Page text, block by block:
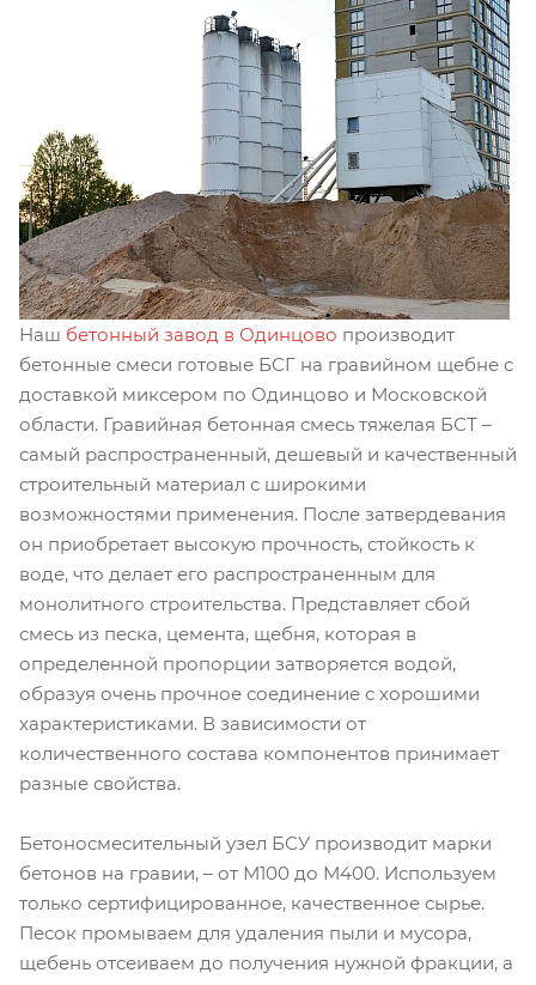
Наш бетонный завод в Одинцово производит
бетонные смеси готовые БСГ на гравийном щебне с
доставкой миксером по Одинцово и Московской
области. Гравийная бетонная смесь тяжелая БСТ –
самый распространенный, дешевый и качественный
строительный материал с широкими
возможностями применения. После затвердевания
он приобретает высокую прочность, стойкость к
воде, что делает его распространенным для
монолитного строительства. Представляет сбой
смесь из песка, цемента, щебня, которая в
определенной пропорции затворяется водой,
образуя очень прочное соединение с хорошими
характеристиками. В зависимости от
количественного состава компонентов принимает
разные свойства.
Бетоносмесительный узел БСУ производит марки
бетонов на гравии, – от М100 до М400. Используем
только сертифицированное, качественное сырье.
Песок промываем для удаления пыли и мусора,
щебень отсеиваем до получения нужной фракции, а